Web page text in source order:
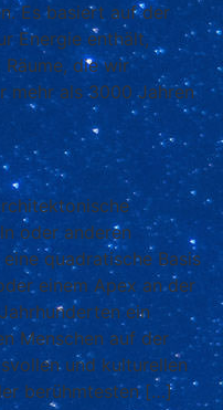
Es basiert auf der
Energie enthält,
die wir
mehr als 3000 Jahren
oder anderen
quadratische Basis
einem Apex an der
ein
Menschen auf der
und kulturellen
berühmtesten […]